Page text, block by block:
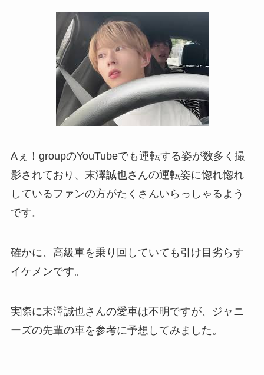
Aぇ！groupのYouTubeでも運転する姿が数多く撮
影されており、末澤誠也さんの運転姿に惚れ惚れ
しているファンの方がたくさんいらっしゃるよう
です。
確かに、高級車を乗り回していても引け目劣らす
イケメンです。
実際に末澤誠也さんの愛車は不明ですが、ジャニ
ーズの先輩の車を参考に予想してみました。